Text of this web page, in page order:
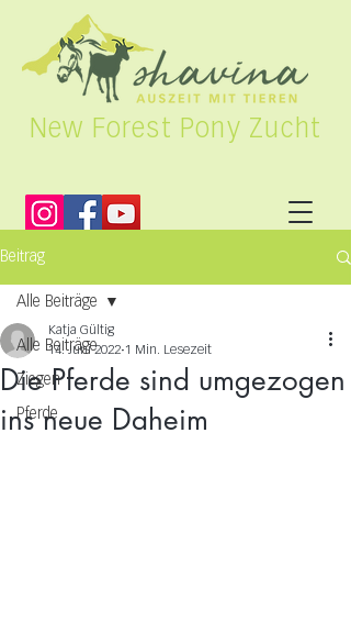
New Forest Pony Zucht
Beitrag
Alle Beiträge
Ziegen
Pferde
Alle Beiträge
Die Pferde sind umgezogen
ins neue Daheim
Katja Gültig
14. Juni 2022 1 Min. Lesezeit